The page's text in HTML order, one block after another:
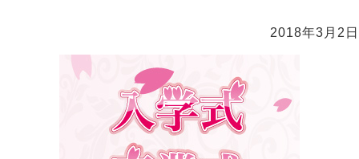
2018年3月2日